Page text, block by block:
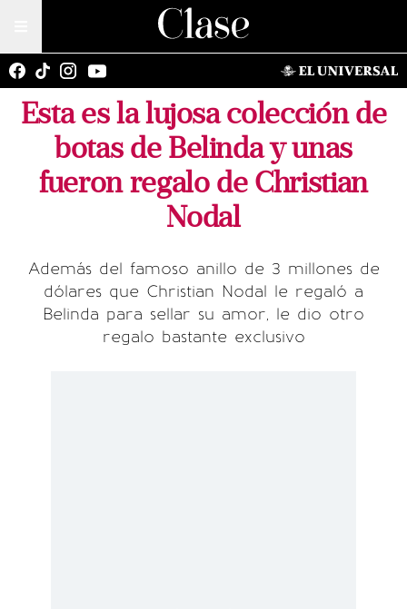
Esta es la lujosa colección de
botas de Belinda y unas
fueron regalo de Christian
Nodal
Además del famoso anillo de 3 millones de
dólares que Christian Nodal le regaló a
Belinda para sellar su amor, le dio otro
regalo bastante exclusivo